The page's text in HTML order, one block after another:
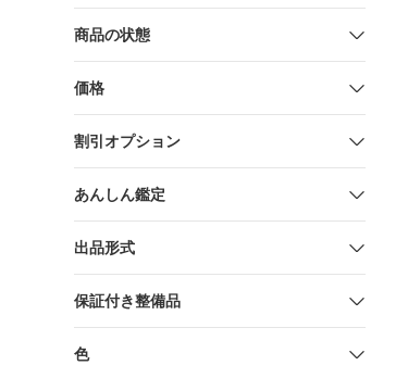
商品の状態
価格
割引オプション
あんしん鑑定
出品形式
保証付き整備品
色